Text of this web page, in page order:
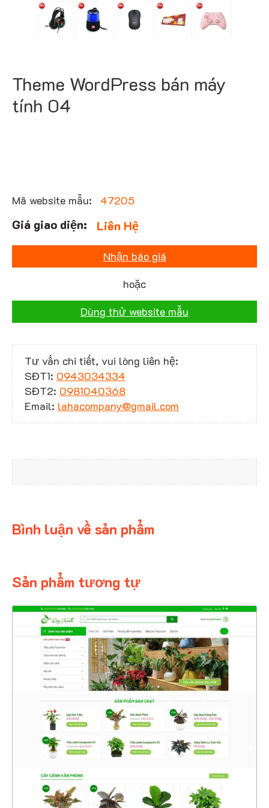
Theme WordPress bán máy
tính 04
Mã website mẫu: 47205
Liên Hệ
Nhận báo giá
hoặc
Dùng thử website mẫu
Tư vấn chi tiết, vui lòng liên hệ:
SĐT1: 0943034334
SĐT2: 0981040368
Email: lahacompany@gmail.com
Bình luận về sản phẩm
Sản phẩm tương tự
4354
CHI TIẾT